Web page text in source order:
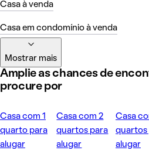
Casa à venda
Casa em condomínio à venda
Mostrar mais
Amplie as chances de
procure por
Casa com 1
quarto para
alugar
Casa com 2
quartos para
alugar
Casa
quartos
alugar